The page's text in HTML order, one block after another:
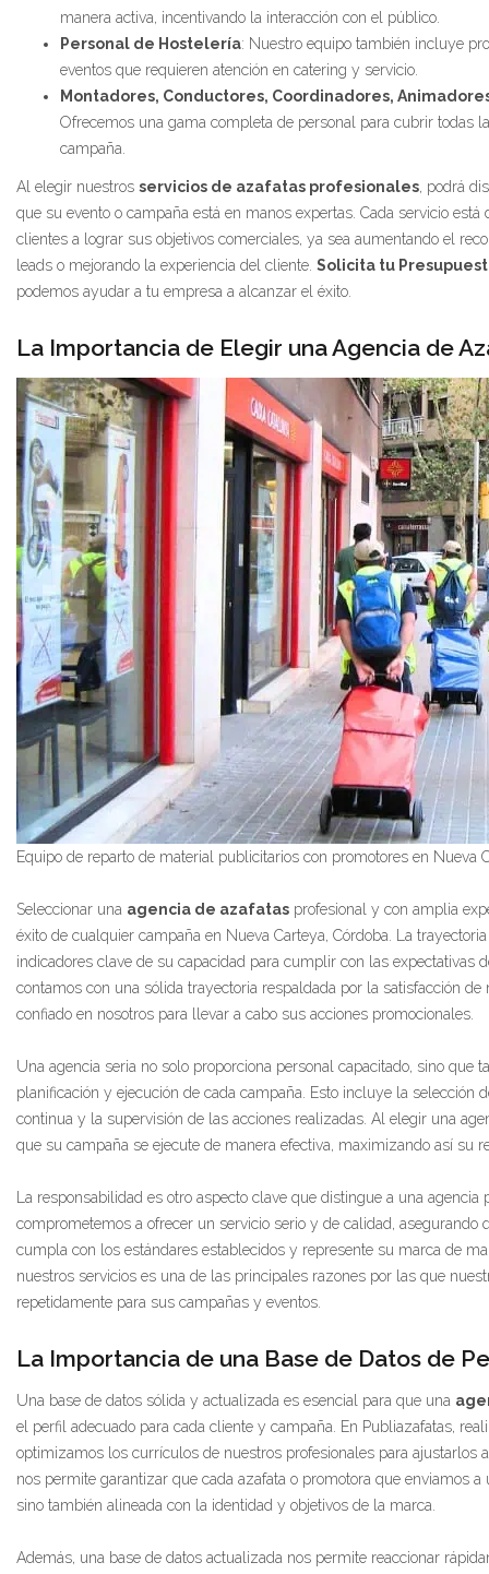
manera activa, incentivando la interacción con el público.
Personal de Hostelería: Nuestro equipo también incluye
eventos que requieren atención en catering y servicio.
Montadores, Conductores, Coordinadores,
Ofrecemos una gama completa de personal para cubrir todas
campaña.
Al elegir nuestros servicios de azafatas profesionales , podrá
que su evento o campaña está en manos expertas. Cada servicio
clientes a lograr sus objetivos comerciales, ya sea aumentando el
leads o mejorando la experiencia del cliente. Solicita tu
podemos ayudar a tu empresa a alcanzar el éxito.
La Importancia de Elegir una Agencia de
Equipo de reparto de material publicitarios con promotores en Nueva
Seleccionar una agencia de azafatas profesional y con amplia
éxito de cualquier campaña en Nueva Carteya, Córdoba. La
indicadores clave de su capacidad para cumplir con las expectativas
contamos con una sólida trayectoria respaldada por la satisfacción de
confiado en nosotros para llevar a cabo sus acciones promocionales.
Una agencia seria no solo proporciona personal capacitado, sino que
planificación y ejecución de cada campaña. Esto incluye la selección
continua y la supervisión de las acciones realizadas. Al elegir una
que su campaña se ejecute de manera efectiva, maximizando así su
La responsabilidad es otro aspecto clave que distingue a una agencia
comprometemos a ofrecer un servicio serio y de calidad, asegurando
cumpla con los estándares establecidos y represente su marca de
nuestros servicios es una de las principales razones por las que
repetidamente para sus campañas y eventos.
La Importancia de una Base de Datos de
Una base de datos sólida y actualizada es esencial para que una
el perfil adecuado para cada cliente y campaña. En Publiazafatas,
optimizamos los currículos de nuestros profesionales para ajustarlos
nos permite garantizar que cada azafata o promotora que enviamos a
sino también alineada con la identidad y objetivos de la marca.
Además, una base de datos actualizada nos permite reaccionar